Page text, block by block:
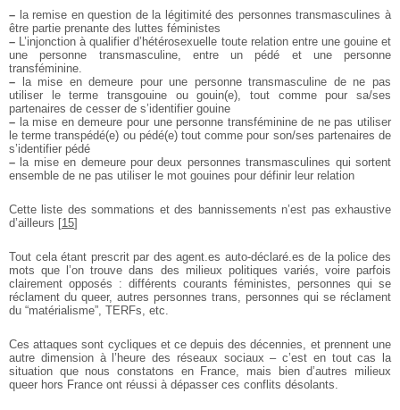
– la remise en question de la légitimité des personnes transmasculines à
être partie prenante des luttes féministes
– L’injonction à qualifier d’hétérosexuelle toute relation entre une gouine et
une personne transmasculine, entre un pédé et une personne
transféminine.
– la mise en demeure pour une personne transmasculine de ne pas
utiliser le terme transgouine ou gouin(e), tout comme pour sa/ses
partenaires de cesser de s’identifier gouine
– la mise en demeure pour une personne transféminine de ne pas utiliser
le terme transpédé(e) ou pédé(e) tout comme pour son/ses partenaires de
s’identifier pédé
– la mise en demeure pour deux personnes transmasculines qui sortent
ensemble de ne pas utiliser le mot gouines pour définir leur relation
Cette liste des sommations et des bannissements n’est pas exhaustive
d’ailleurs [15]
Tout cela étant prescrit par des agent.es auto-déclaré.es de la police des
mots que l’on trouve dans des milieux politiques variés, voire parfois
clairement opposés : différents courants féministes, personnes qui se
réclament du queer, autres personnes trans, personnes qui se réclament
du “matérialisme”, TERFs, etc.
Ces attaques sont cycliques et ce depuis des décennies, et prennent une
autre dimension à l’heure des réseaux sociaux – c’est en tout cas la
situation que nous constatons en France, mais bien d’autres milieux
queer hors France ont réussi à dépasser ces conflits désolants.